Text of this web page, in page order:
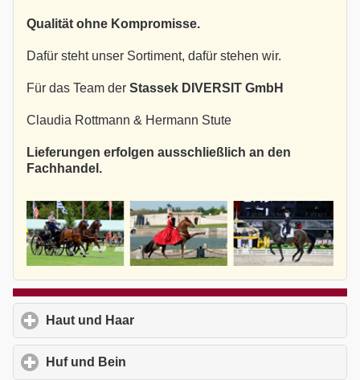
Qualität ohne Kompromisse.
Dafür steht unser Sortiment, dafür stehen wir.
Für das Team der Stassek DIVERSIT GmbH
Claudia Rottmann & Hermann Stute
Lieferungen erfolgen ausschließlich an den
Fachhandel.
Haut und Haar
Huf und Bein